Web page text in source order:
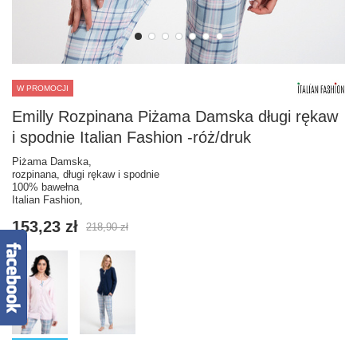
W PROMOCJI
Emilly Rozpinana Piżama Damska długi rękaw
i spodnie Italian Fashion -róż/druk
Piżama Damska,
rozpinana, długi rękaw i spodnie
100% bawełna
Italian Fashion,
153,23 zł 218,90 zł